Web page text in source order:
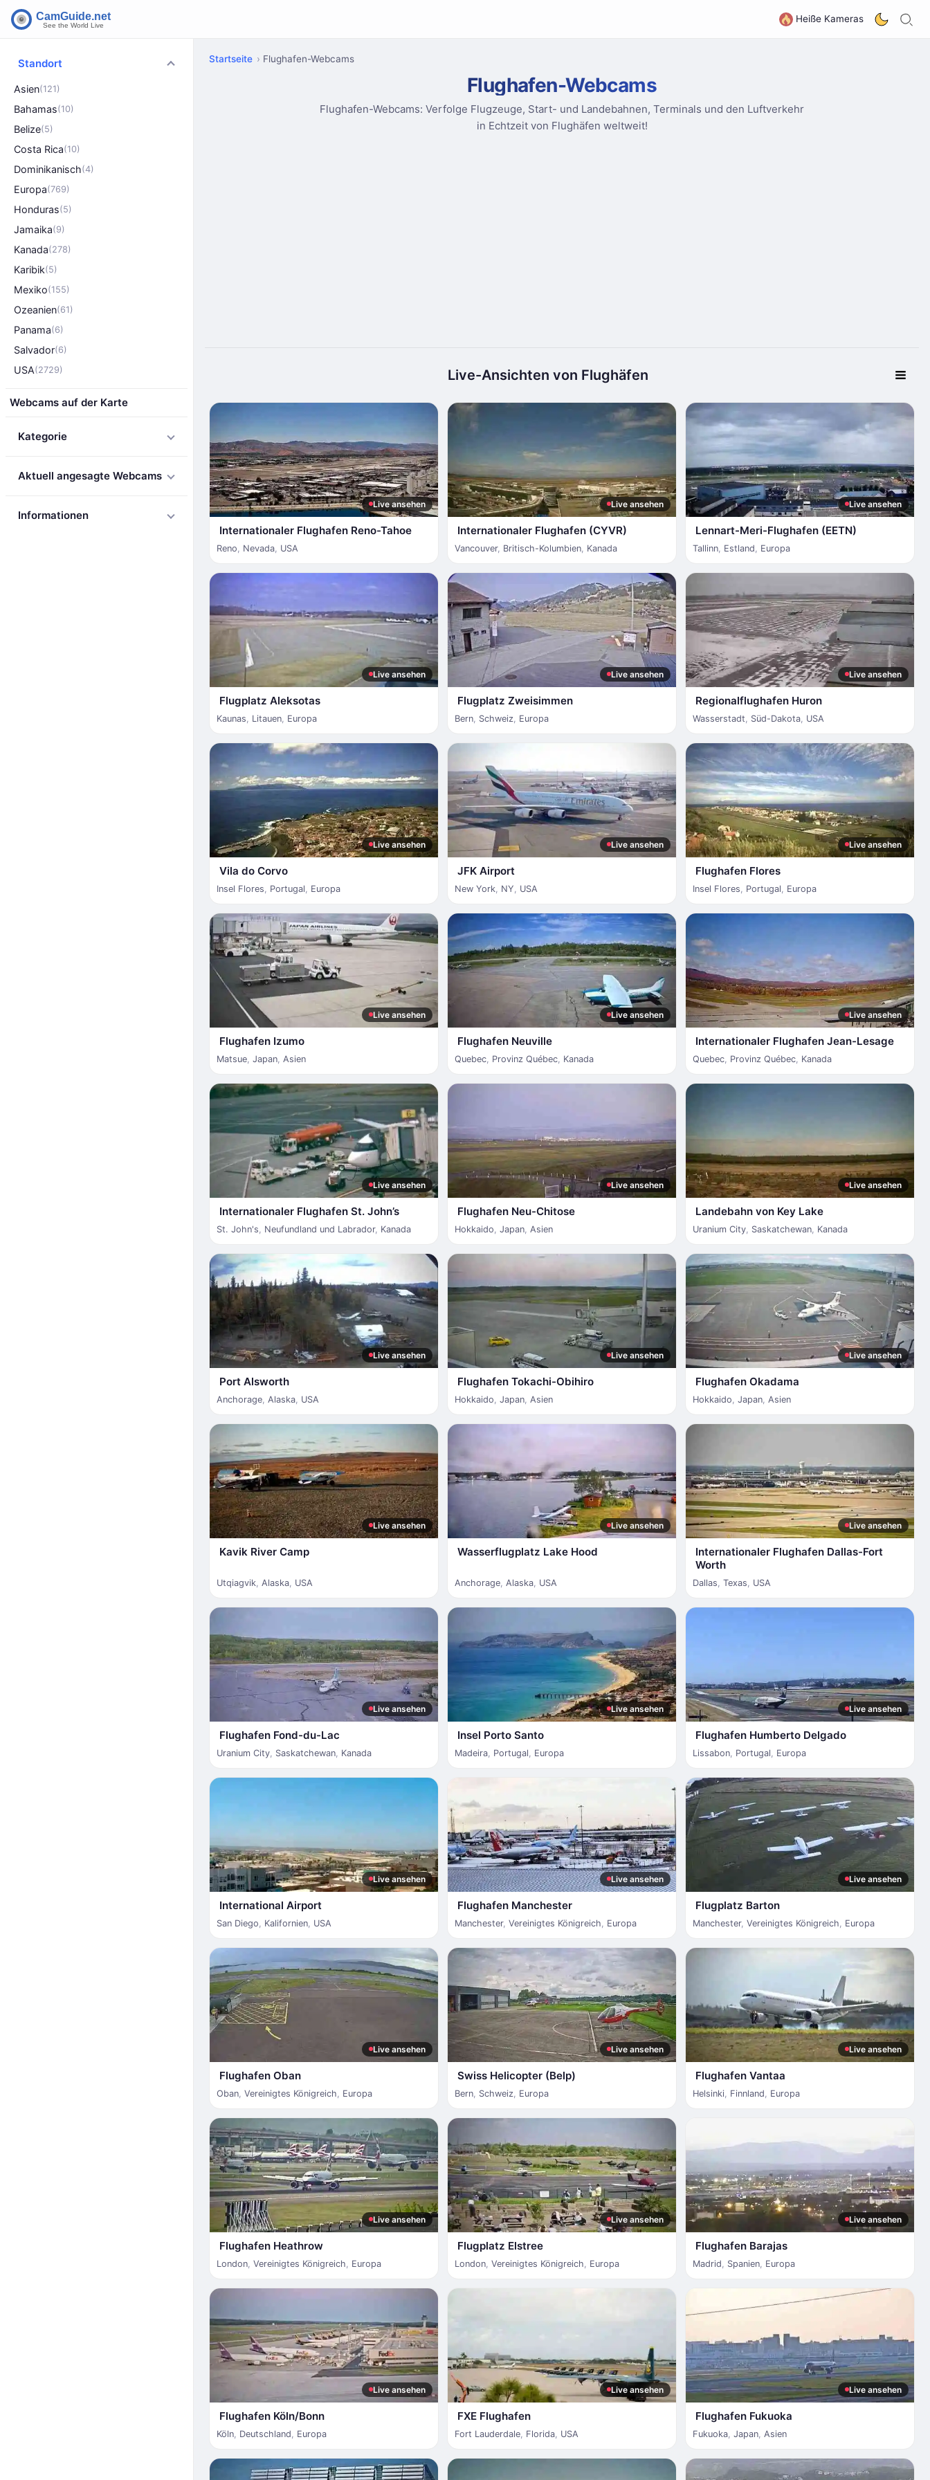
Heiße Kameras
Standort
Asien(121)
Bahamas(10)
Belize(5)
Costa Rica(10)
Dominikanisch(4)
Europa(769)
Honduras(5)
Jamaika(9)
Kanada(278)
Karibik(5)
Mexiko(155)
Ozeanien(61)
Panama(6)
Salvador(6)
USA(2729)
Webcams auf der Karte
Kategorie
Aktuell angesagte Webcams
Informationen
Startseite Flughafen-Webcams
Flughafen-Webcams
Flughafen-Webcams: Verfolge Flugzeuge, Start- und Landebahnen, Terminals und den Luftverkehr
in Echtzeit von Flughäfen weltweit!
Live-Ansichten von Flughäfen
Live ansehen
Internationaler Flughafen Reno-Tahoe
Reno Nevada USA
Live ansehen
Internationaler Flughafen (CYVR)
Vancouver, Britisch-Kolumbien, Kanada
Live ansehen
Lennart-Meri-Flughafen (EETN)
Tallinn, Estland Europa
Live ansehen
Flugplatz Aleksotas
Kaunas Litauen Europa
Live ansehen
Flugplatz Zweisimmen
Bern, Schweiz Europa
Live ansehen
Regionalflughafen Huron
Wasserstadt Süd-Dakota, USA
Live ansehen
Vila do Corvo
Insel Flores Portugal Europa
Live ansehen
JFK Airport
New York, NY USA
Live ansehen
Flughafen Flores
Insel Flores Portugal Europa
Live ansehen
Flughafen Izumo
Matsue Japan Asien
Live ansehen
Flughafen Neuville
Quebec, Provinz Québec, Kanada
Live ansehen
Internationaler Flughafen Jean-Lesage
Quebec, Provinz Québec, Kanada
Live ansehen
Internationaler Flughafen St. John’s
St. John's Neufundland und Labrador, Kanada
Live ansehen
Flughafen Neu-Chitose
Hokkaido Japan, Asien
Live ansehen
Landebahn von Key Lake
Uranium City, Saskatchewan, Kanada
Live ansehen
Port Alsworth
Anchorage Alaska USA
Live ansehen
Flughafen Tokachi-Obihiro
Hokkaido Japan, Asien
Live ansehen
Flughafen Okadama
Hokkaido Japan, Asien
Live ansehen
Kavik River Camp
Utqiagvik Alaska USA
Live ansehen
Wasserflugplatz Lake Hood
Anchorage, Alaska, USA
Live ansehen
Internationaler Flughafen Dallas-Fort
Worth
Dallas Texas USA
Live ansehen
Flughafen Fond-du-Lac
Uranium City Saskatchewan Kanada
Live ansehen
Insel Porto Santo
Madeira, Portugal Europa
Live ansehen
Flughafen Humberto Delgado
Lissabon, Portugal Europa
Live ansehen
International Airport
San Diego Kalifornien USA
Live ansehen
Flughafen Manchester
Manchester, Vereinigtes Königreich Europa
Live ansehen
Flugplatz Barton
Manchester, Vereinigtes Königreich Europa
Live ansehen
Flughafen Oban
Oban Vereinigtes Königreich Europa
Live ansehen
Swiss Helicopter (Belp)
Bern, Schweiz Europa
Live ansehen
Flughafen Vantaa
Helsinki Finnland Europa
Live ansehen
Flughafen Heathrow
London Vereinigtes Königreich Europa
Live ansehen
Flugplatz Elstree
London, Vereinigtes Königreich Europa
Live ansehen
Flughafen Barajas
Madrid Spanien, Europa
Live ansehen
Flughafen Köln/Bonn
Köln Deutschland Europa
Live ansehen
FXE Flughafen
Fort Lauderdale, Florida, USA
Live ansehen
Flughafen Fukuoka
Fukuoka, Japan, Asien